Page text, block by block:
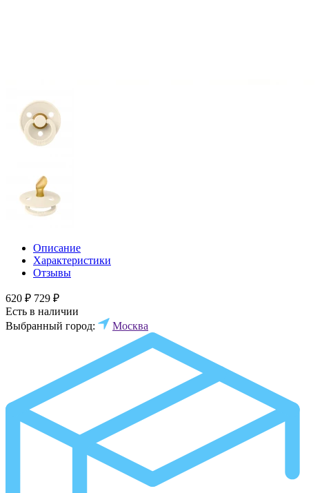
Описание
Характеристики
Отзывы
620 ₽ 729 ₽
Есть в наличии
Выбранный город:
Москва